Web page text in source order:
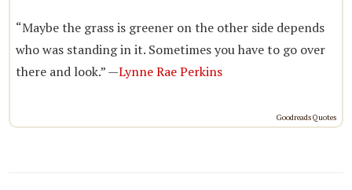
“Maybe the grass is greener on the other side depends
who was standing in it. Sometimes you have to go over
there and look.” —Lynne Rae Perkins
Goodreads Quotes